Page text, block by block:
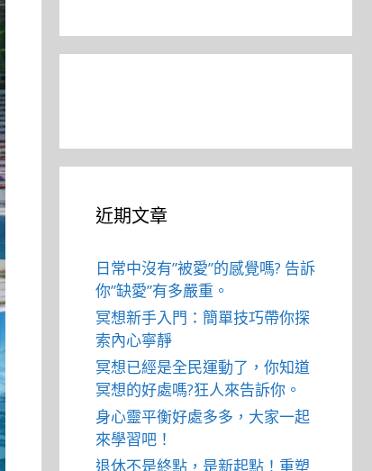
近期文章
日常中沒有”被愛”的感覺嗎? 告訴
你”缺愛”有多嚴重。
冥想新手入門：簡單技巧帶你探
索內心寧靜
冥想已經是全民運動了，你知道
冥想的好處嗎?狂人來告訴你。
身心靈平衡好處多多，大家一起
來學習吧！
退休不是終點，是新起點！重塑